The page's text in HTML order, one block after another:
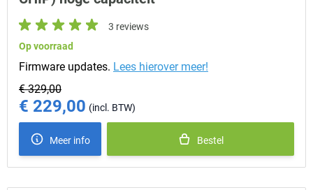
3 reviews
Op voorraad
Firmware updates. Lees hierover meer!
€ 329,00
Special Price
€ 229,00
Meer info Bestel